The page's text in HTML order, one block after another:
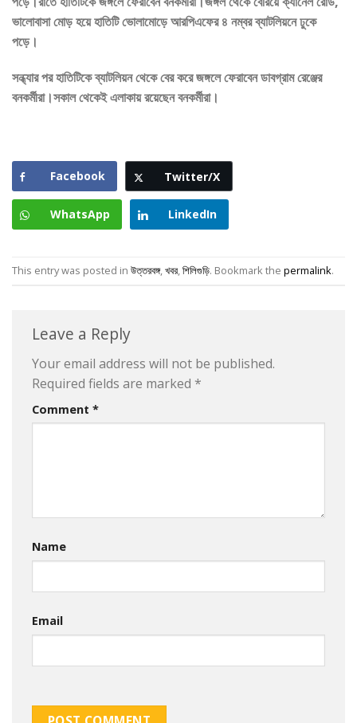
ভালোবাসা মোড় হয়ে হাতিটি ভোলামোড়ে আরপিএফের ৪ নম্বর ব্যাটলিয়নে ঢুকে
পড়ে।
সন্ধ্যার পর হাতিটিকে ব্যাটলিয়ন থেকে বের করে জঙ্গলে ফেরাবেন ডাবগ্রাম রেঞ্জের
বনকর্মীরা।সকাল থেকেই এলাকায় রয়েছেন বনকর্মীরা।
Facebook Twitter/X
WhatsApp LinkedIn
This entry was posted in উত্তরবঙ্গ,খবর,শিলিগুড়ি. Bookmark the permalink.
Leave a Reply
Your email address will not be published.
Required fields are marked *
Comment *
Name
Email